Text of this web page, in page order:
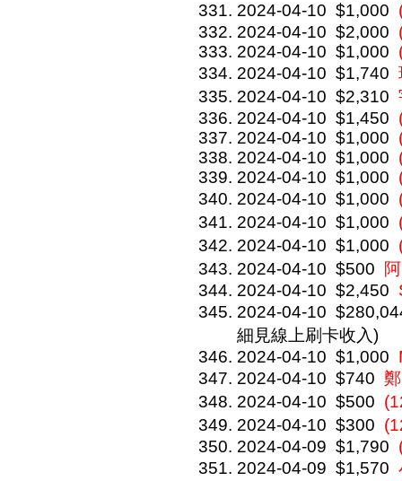
2024-04-10 $1,000
2024-04-10 $2,000
2024-04-10 $1,000
2024-04-10 $1,740
2024-04-10 $2,310
2024-04-10 $1,450
2024-04-10 $1,000
2024-04-10 $1,000
2024-04-10 $1,000
2024-04-10 $1,000
2024-04-10 $1,000
2024-04-10 $1,000
2024-04-10 $500
2024-04-10 $2,450
2024-04-10
細見線上刷卡收入)
2024-04-10 $1,000
2024-04-10 $740
2024-04-10 $500
2024-04-10 $300
2024-04-09 $1,790
2024-04-09 $1,570